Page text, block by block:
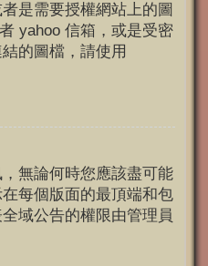
是需要授權網站上的圖
yahoo 信箱，或是受密
的圖檔，請使用
無論何時您應該盡可能
每個版面的最頂端和包
域公告的權限由管理員